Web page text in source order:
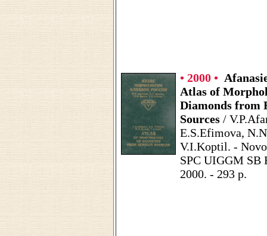
• 2000 •
Atlas of
Diamonds from
Sources /
E.S.Efimova,
V.I.Koptil. -
SPC UIGGM SB
2000. - 293 p.